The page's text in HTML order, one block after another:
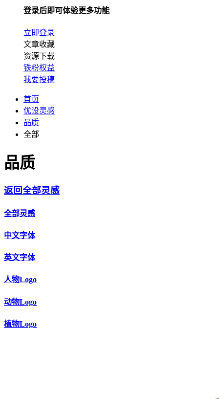
登录后即可体验更多功能
立即登录
文章收藏
资源下载
铁粉权益
我要投稿
首页
优设灵感
品质
全部
品质
返回全部灵感
全部灵感
中文字体
英文字体
人物Logo
动物Logo
植物Logo